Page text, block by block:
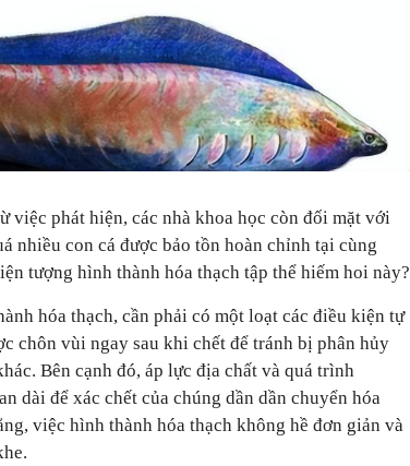
việc phát hiện, các nhà khoa học còn đối mặt với
nhiều con cá được bảo tồn hoàn chỉnh tại cùng
tượng hình thành hóa thạch tập thể hiếm hoi này?
hóa thạch, cần phải có một loạt các điều kiện tự
chôn vùi ngay sau khi chết để tránh bị phân hủy
Bên cạnh đó, áp lực địa chất và quá trình
dài để xác chết của chúng dần dần chuyển hóa
việc hình thành hóa thạch không hề đơn giản và